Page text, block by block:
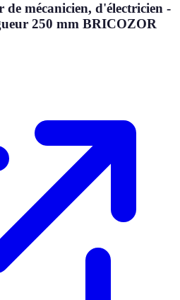
mécanicien, d'électricien -
250 mm BRICOZOR